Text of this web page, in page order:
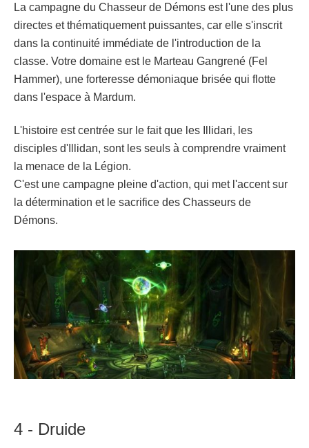
La campagne du Chasseur de Démons est l'une des plus
directes et thématiquement puissantes, car elle s'inscrit
dans la continuité immédiate de l'introduction de la
classe. Votre domaine est le Marteau Gangrené (Fel
Hammer), une forteresse démoniaque brisée qui flotte
dans l'espace à Mardum.
L'histoire est centrée sur le fait que les Illidari, les
disciples d'Illidan, sont les seuls à comprendre vraiment
la menace de la Légion.
C'est une campagne pleine d'action, qui met l'accent sur
la détermination et le sacrifice des Chasseurs de
Démons.
4 - Druide